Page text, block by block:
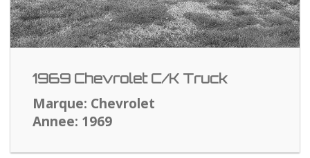
1969 Chevrolet C/K Truck
Marque: Chevrolet
Annee: 1969